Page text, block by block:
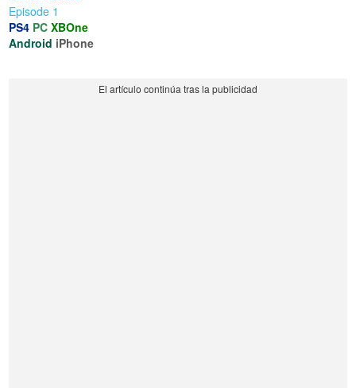
Episode 1
PS4 PC XBOne
Android iPhone